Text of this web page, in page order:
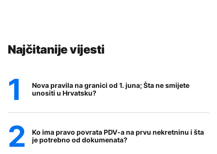
Najčitanije vijesti
Nova pravila na granici od 1. juna; Šta ne smijete
unositi u Hrvatsku?
Ko ima pravo povrata PDV-a na prvu nekretninu i šta
je potrebno od dokumenata?